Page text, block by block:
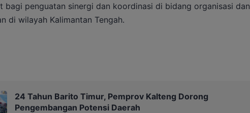
bagi penguatan sinergi dan koordinasi di bidang organisasi dan
di wilayah Kalimantan Tengah.
24 Tahun Barito Timur, Pemprov Kalteng Dorong
Pengembangan Potensi Daerah